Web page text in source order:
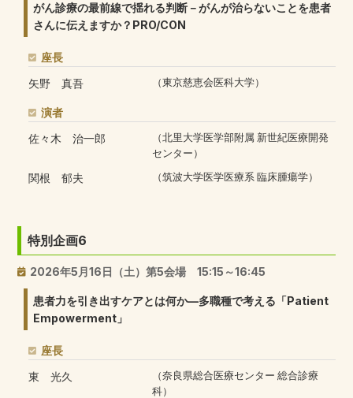
がん診療の最前線で揺れる判断－がんが治らないことを患者
さんに伝えますか？PRO/CON
座長
矢野 真吾
（東京慈恵会医科大学）
演者
佐々木 治一郎
（北里大学医学部附属 新世紀医療開発
センター）
関根 郁夫 （筑波大学医学医療系 臨床腫瘍学）
特別企画6
2026年5月16日（土）第5会場 15:15～16:45
患者力を引き出すケアとは何か—多職種で考える「Patient
Empowerment」
座長
東 光久
（奈良県総合医療センター 総合診療
科）